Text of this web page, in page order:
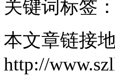
关键词标签
本文章链接
http://